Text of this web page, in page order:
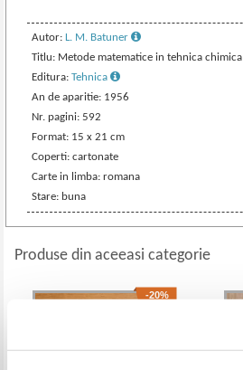
Autor:L. M. Batuner
Titlu: Metode matematice in tehnica chimica
Editura:Tehnica
An de aparitie: 1956
Nr. pagini: 592
Format: 15 x 21 cm
Coperti: cartonate
Carte in limba: romana
Stare: buna
Produse din aceeasi categorie
-20%